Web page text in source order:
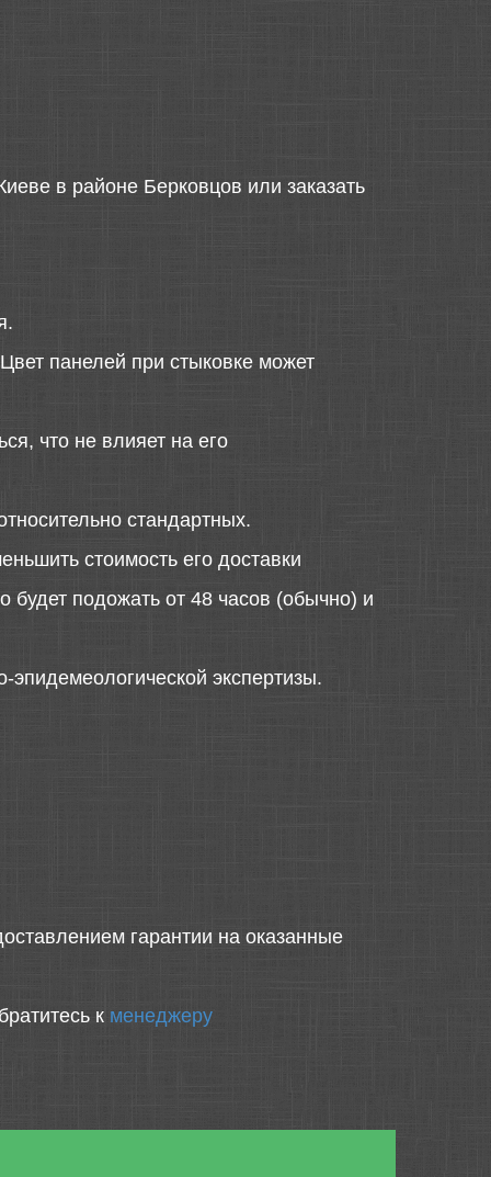
в районе Берковцов или заказать
панелей при стыковке может
что не влияет на его
стандартных.
стоимость его доставки
подожать от 48 часов (обычно) и
эпидемеологической экспертизы.
гарантии на оказанные
к менеджеру